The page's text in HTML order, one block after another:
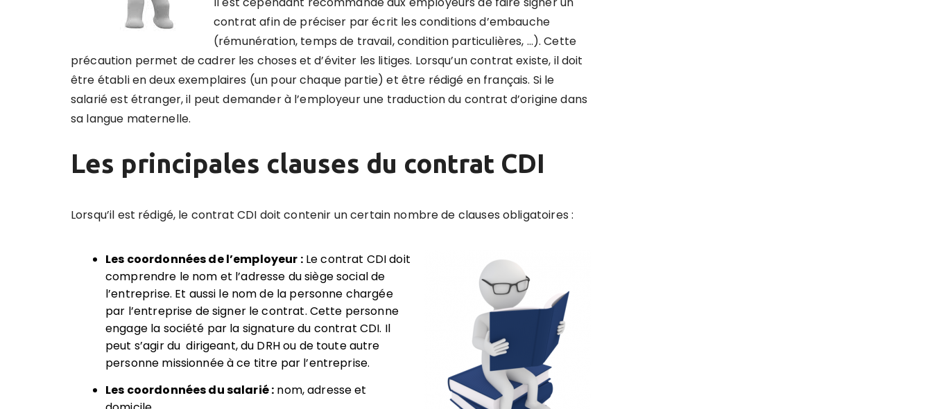
contrat afin de préciser par écrit les conditions d’embauche
(rémunération, temps de travail, condition particulières, …). Cette
précaution permet de cadrer les choses et d’éviter les litiges. Lorsqu’un contrat existe, il doit
être établi en deux exemplaires (un pour chaque partie) et être rédigé en français. Si le
salarié est étranger, il peut demander à l’employeur une traduction du contrat d’origine dans
sa langue maternelle.
Les principales clauses du contrat CDI
Lorsqu’il est rédigé, le contrat CDI doit contenir un certain nombre de clauses obligatoires :
Les coordonnées de l’employeur :Le contrat CDI doit
comprendre le nom et l’adresse du siège social de
l’entreprise. Et aussi le nom de la personne chargée
par l’entreprise de signer le contrat. Cette personne
engage la société par la signature du contrat CDI. Il
peut s’agir du dirigeant, du DRH ou de toute autre
personne missionnée à ce titre par l’entreprise.
Les coordonnées du salarié : nom, adresse et